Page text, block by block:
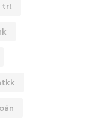
trị